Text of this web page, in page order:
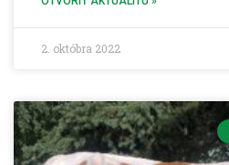
2. októbra 2022